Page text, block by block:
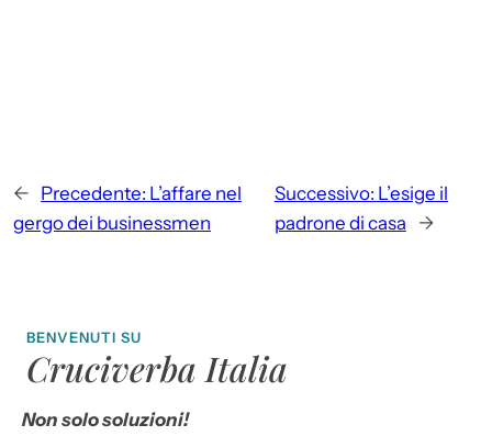
← Precedente: L’affare nel
gergo dei businessmen
Successivo: L’esige il
padrone di casa
→
BENVENUTI SU
Cruciverba Italia
Non solo soluzioni!